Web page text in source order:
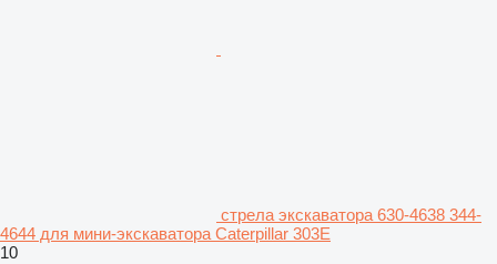
стрела экскаватора 630-4638 344-
4644 для мини-экскаватора Caterpillar 303E
10